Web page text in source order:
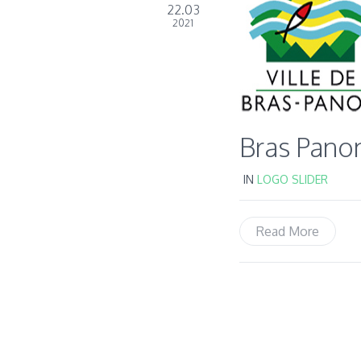
22.03
2021
Bras
IN LOGO SLIDER
Read More